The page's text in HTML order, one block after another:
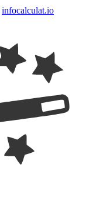
infocalculat.io